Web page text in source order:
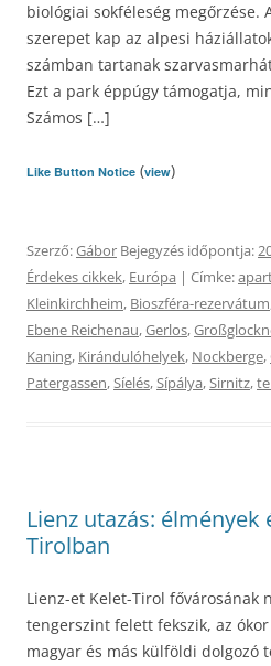
biológiai sokféleség megőrzése.
szerepet kap az alpesi
számban tartanak
Ezt a park éppúgy támogatja,
Számos […]
Like Button Notice (view)
Szerző:Gábor Bejegyzés időpontja:
Érdekes cikkek, Európa | Címke:
Kleinkirchheim, Bioszféra-rezervátum
Ebene Reichenau,Gerlos,
Kaning, Kirándulóhelyek, Nockberge,
Patergassen,Síelés,Sípálya,Sirnitz,
Lienz utazás: élmények
Tirolban
Lienz-et Kelet-Tirol fővárosának
tengerszint felett fekszik, az
magyar és más külföldi dolgozó